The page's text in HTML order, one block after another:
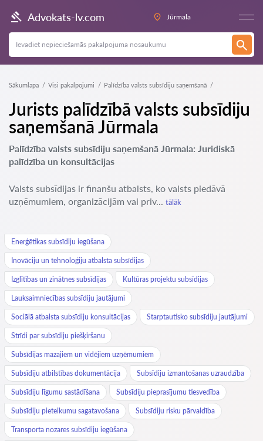
Advokats-lv.com Jūrmala
Sākumlapa Visi pakalpojumi Palīdzība valsts subsīdiju saņemšanā
Jurists palīdzībā valsts subsīdiju
saņemšanā Jūrmala
Palīdzība valsts subsīdiju saņemšanā Jūrmala: Juridiskā
palīdzība un konsultācijas
Valsts subsīdijas ir finanšu atbalsts, ko valsts piedāvā
uzņēmumiem, organizācijām vai priv... tālāk
Enerģētikas subsīdiju iegūšana
Inovāciju un tehnoloģiju atbalsta subsīdijas
Izglītības un zinātnes subsīdijas Kultūras projektu subsīdijas
Lauksaimniecības subsīdiju jautājumi
Sociālā atbalsta subsīdiju konsultācijas Starptautisko subsīdiju jautājumi
Strīdi par subsīdiju piešķiršanu
Subsīdijas mazajiem un vidējiem uzņēmumiem
Subsīdiju atbilstības dokumentācija Subsīdiju izmantošanas uzraudzība
Subsīdiju līgumu sastādīšana Subsīdiju pieprasījumu tiesvedība
Subsīdiju pieteikumu sagatavošana Subsīdiju risku pārvaldība
Transporta nozares subsīdiju iegūšana